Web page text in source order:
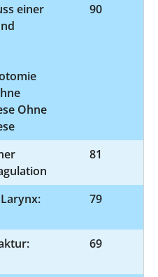
einer
Ohne
90
81
79
69